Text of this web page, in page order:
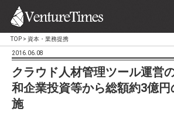
TOP > 資本・業務提携
2016.06.08
クラウド人材管理ツール運営
和企業投資等から総額約3億
施